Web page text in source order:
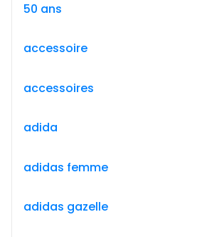
50 ans
accessoire
accessoires
adida
adidas femme
adidas gazelle